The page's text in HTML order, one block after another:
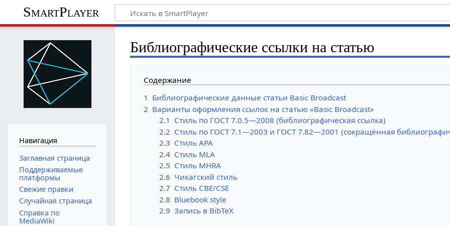
SmartPlayer
Библиографические ссылки на статью
Содержание
1 Библиографические данные статьи Basic Broadcast
2 Варианты оформления ссылок на статью «Basic Broadcast»
2.1 Стиль по ГОСТ 7.0.5—2008 (библиографическая ссылка)
2.2 Стиль по ГОСТ 7.1—2003 и ГОСТ 7.82—2001 (сокращённая
2.3 Стиль APA
2.4 Стиль MLA
2.5 Стиль MHRA
2.6 Чикагский стиль
2.7 Стиль CBE/CSE
2.8 Bluebook style
2.9 Запись в BibTeX
Навигация
Заглавная страница
Поддерживаемые
платформы
Свежие правки
Случайная страница
Справка по
MediaWiki